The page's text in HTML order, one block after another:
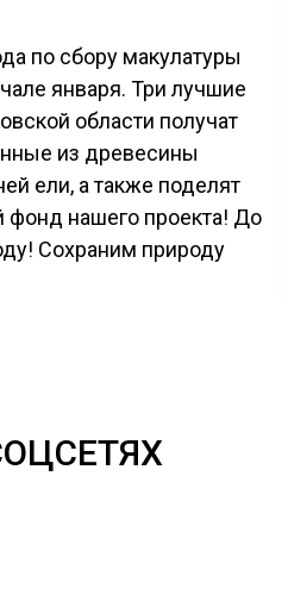
по сбору макулатуры
января. Три лучшие
области получат
из древесины
ели, а также поделят
нашего проекта! До
Сохраним природу